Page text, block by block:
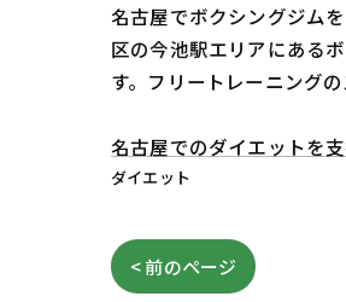
名古屋でボクシングジム
区の今池駅エリアにある
す。フリートレーニング
名古屋でのダイエットを
ダイエット
< 前のページ